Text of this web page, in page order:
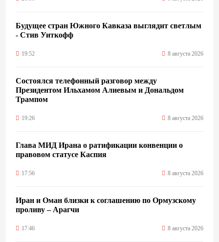
Будущее стран Южного Кавказа выглядит светлым
- Стив Уиткофф
19:52 8 августа 2026
Состоялся телефонный разговор между
Президентом Ильхамом Алиевым и Дональдом
Трампом
19:26 8 августа 2026
Глава МИД Ирана о ратификации конвенции о
правовом статусе Каспия
17:56 8 августа 2026
Иран и Оман близки к соглашению по Ормузскому
проливу – Арагчи
17:46 8 августа 2026